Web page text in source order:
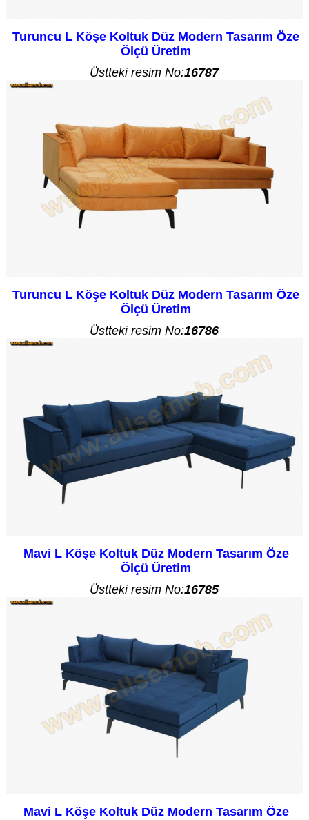
Turuncu L Köşe Koltuk Düz Modern Tasarım Öze
Ölçü Üretim
Üstteki resim No:16787
Turuncu L Köşe Koltuk Düz Modern Tasarım Öze
Ölçü Üretim
Üstteki resim No:16786
Mavi L Köşe Koltuk Düz Modern Tasarım Öze
Ölçü Üretim
Üstteki resim No:16785
Mavi L Köşe Koltuk Düz Modern Tasarım Öze